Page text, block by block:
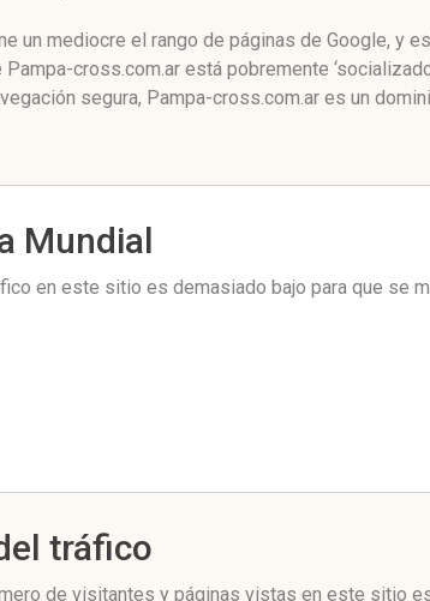
un mediocre el rango de páginas de Google, y
Pampa-cross.com.ar está pobremente
segura, Pampa-cross.com.ar es un
Mundial
en este sitio es demasiado bajo para que se
tráfico
de visitantes y páginas vistas en este sitio